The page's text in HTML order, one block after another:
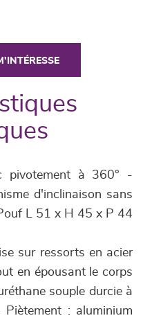
pivotement à 360° -
d'inclinaison sans
L 51 x H 45 x P 44
sur ressorts en acier
en épousant le corps
souple durcie à
: aluminium